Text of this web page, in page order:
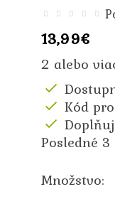
13,99€
2 alebo
Kód
Posledné
Množstvo: